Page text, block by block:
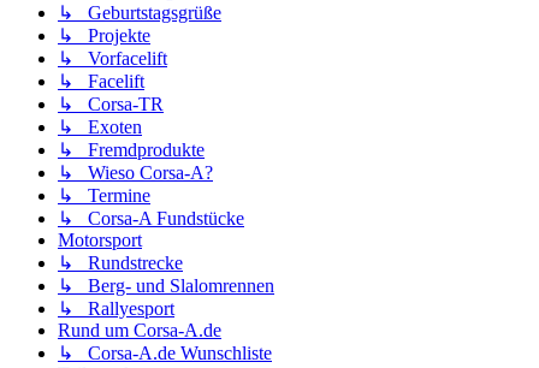
↳ Geburtstagsgrüße
↳ Projekte
↳ Vorfacelift
↳ Facelift
↳ Corsa-TR
↳ Exoten
↳ Fremdprodukte
↳ Wieso Corsa-A?
↳ Termine
↳ Corsa-A Fundstücke
Motorsport
↳ Rundstrecke
↳ Berg- und Slalomrennen
↳ Rallyesport
Rund um Corsa-A.de
↳ Corsa-A.de Wunschliste